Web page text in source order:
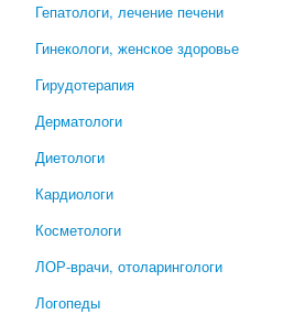
Гепатологи, лечение печени
Гинекологи, женское здоровье
Гирудотерапия
Дерматологи
Диетологи
Кардиологи
Косметологи
ЛОР-врачи, отоларингологи
Логопеды